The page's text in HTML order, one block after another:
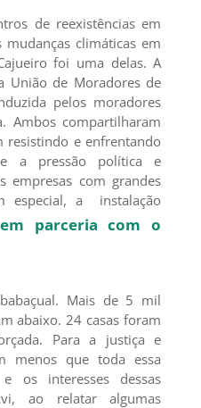
de reexistências em
climáticas em
foi uma delas. A
União de Moradores de
pelos moradores
Ambos compartilharam
resistindo e enfrentando
a pressão política e
empresas com grandes
especial, a instalação
parceria com o
Mais de 5 mil
abaixo. 24 casas foram
Para a justiça e
menos que toda essa
os interesses dessas
ao relatar algumas